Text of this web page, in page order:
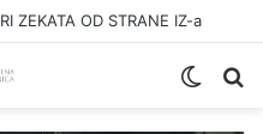
ZEKATA OD STRANE IZ-a
Switch